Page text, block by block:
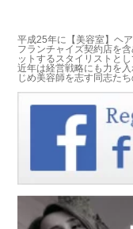
平成25年に【美容室】ヘ
フランチャイズ契約店を
ットするスタイリストとし
近年は経営戦略にも力を
じめ美容師を志す同志た